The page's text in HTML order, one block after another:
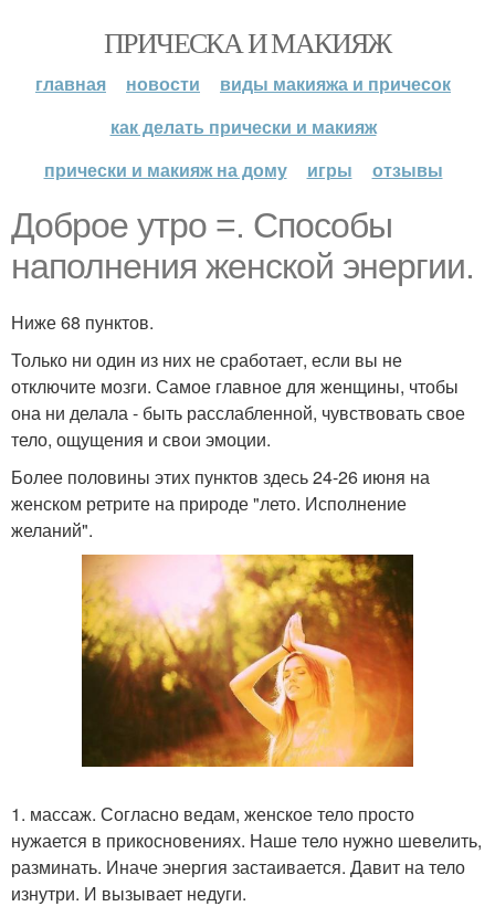
ПРИЧЕСКА И МАКИЯЖ
главная новости
виды макияжа и причесок
как делать прически и макияж
прически и макияж на дому
игры отзывы
Доброе утро =. Способы
наполнения женской энергии.
Ниже 68 пунктов.
Только ни один из них не сработает, если вы не
отключите мозги. Самое главное для женщины, чтобы
она ни делала - быть расслабленной, чувствовать свое
тело, ощущения и свои эмоции.
Более половины этих пунктов здесь 24-26 июня на
женском ретрите на природе "лето. Исполнение
желаний".
1. массаж. Согласно ведам, женское тело просто
нужается в прикосновениях. Наше тело нужно шевелить,
разминать. Иначе энергия застаивается. Давит на тело
изнутри. И вызывает недуги.